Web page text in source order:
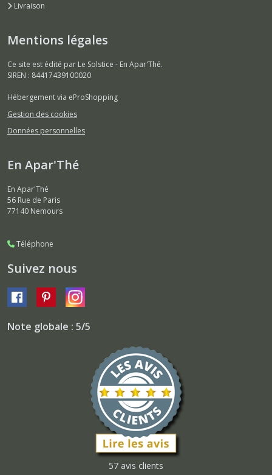
Livraison
Mentions légales
Ce site est édité par Le Solstice - En Apar'Thé.
SIREN : 84417439100020
Hébergement via eProShopping
Gestion des cookies
Données personnelles
En Apar'Thé
En Apar'Thé
56 Rue de Paris
77140 Nemours
Téléphone
Suivez nous
Note globale : 5/5
57 avis clients